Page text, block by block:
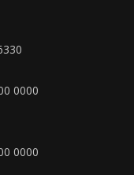
0000
0000